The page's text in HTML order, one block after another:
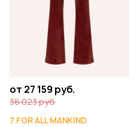
от 27 159 руб.
38 023 руб.
7 FOR ALL MANKIND